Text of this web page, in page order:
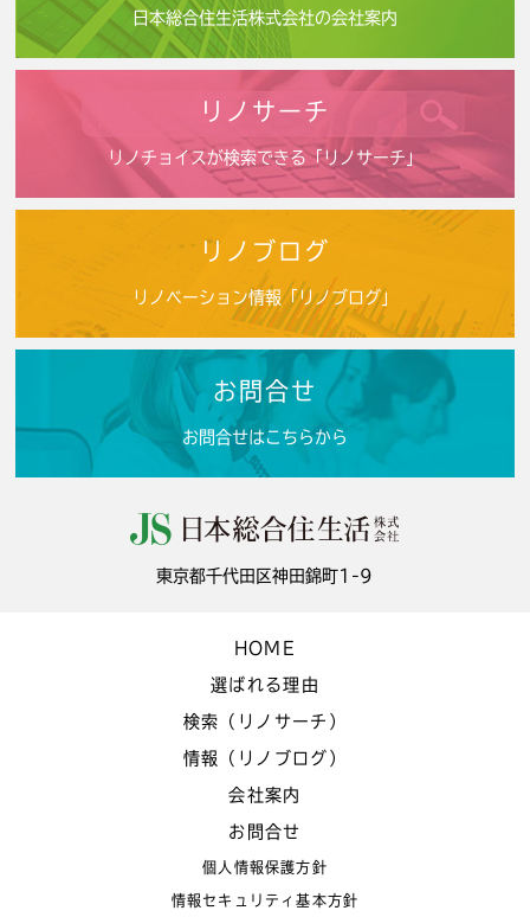
日本総合住生活株式会社の会社案内
リノサーチ
リノチョイスが検索できる「リノサーチ」
リノブログ
リノベーション情報「リノブログ」
お問合せ
お問合せはこちらから
東京都千代田区神田錦町1-9
HOME
選ばれる理由
検索（リノサーチ）
情報（リノブログ）
会社案内
お問合せ
個人情報保護方針
情報セキュリティ基本方針